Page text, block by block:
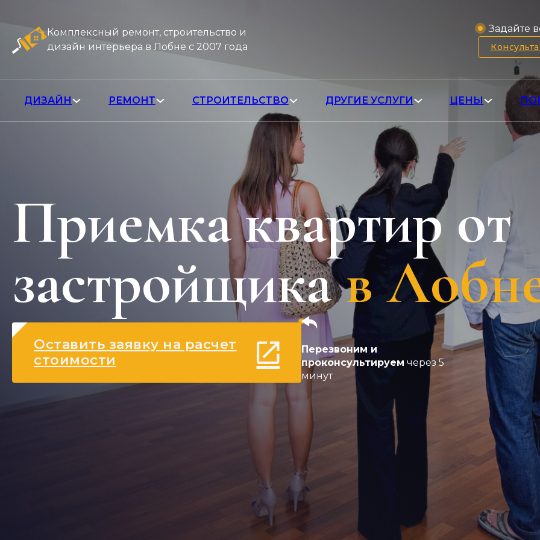
Комплексный ремонт, строительство и
дизайн интерьера в Лобне с 2007 года
Задайте
ДИЗАЙН РЕМОНТ СТРОИТЕЛЬСТВО ДРУГИЕ УСЛУГИ ЦЕНЫ
Приемка квартир от
застройщикав
Оставить заявку на расчет
стоимости
Перезвоним и
проконсультируем через 5
минут